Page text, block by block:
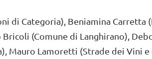
di Categoria), Beniamina Carretta
Bricoli (Comune di Langhirano),
Mauro Lamoretti (Strade dei Vini e